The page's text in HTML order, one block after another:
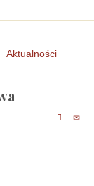
Aktualności